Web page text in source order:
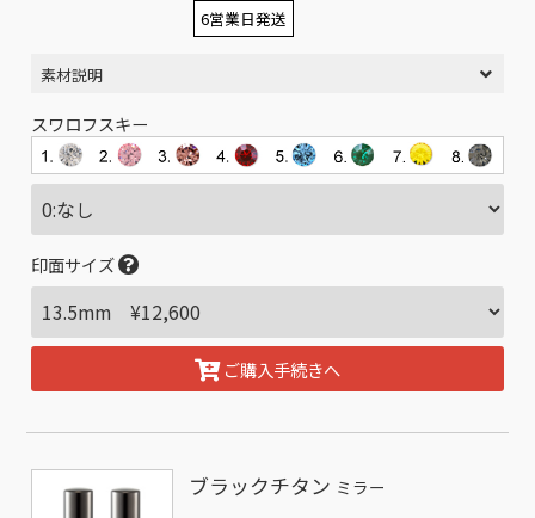
6営業日発送
素材説明
スワロフスキー
印面サイズ
ご購入手続きへ
ブラックチタン ミラー